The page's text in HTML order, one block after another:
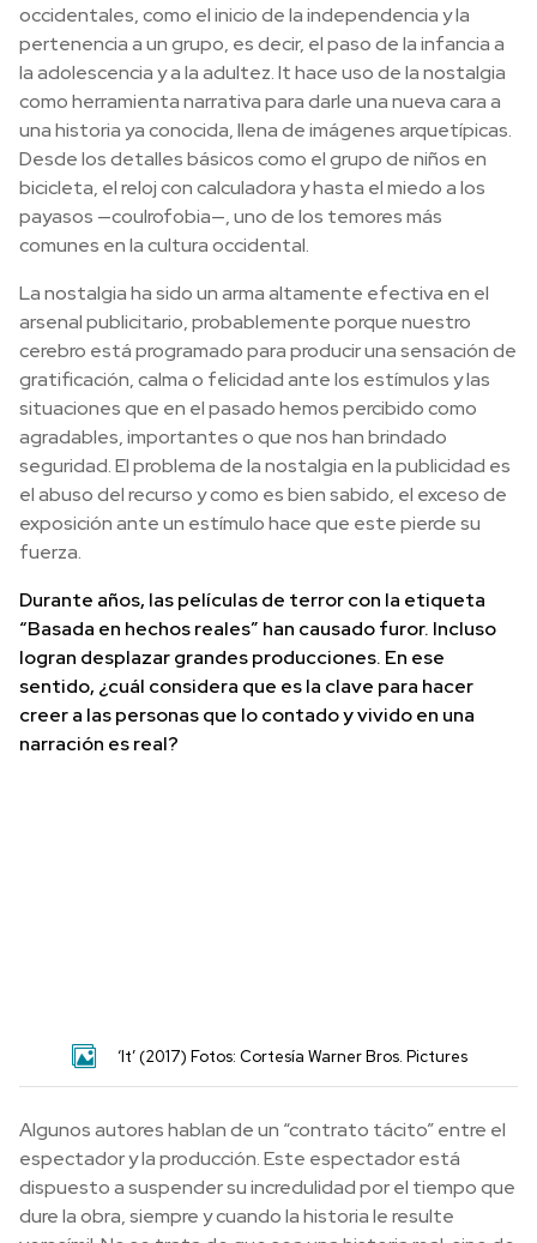
occidentales, como el inicio de la independencia y la
pertenencia a un grupo, es decir, el paso de la infancia a
la adolescencia y a la adultez. It hace uso de la nostalgia
como herramienta narrativa para darle una nueva cara a
una historia ya conocida, llena de imágenes arquetípicas.
Desde los detalles básicos como el grupo de niños en
bicicleta, el reloj con calculadora y hasta el miedo a los
payasos —coulrofobia—, uno de los temores más
comunes en la cultura occidental.
La nostalgia ha sido un arma altamente efectiva en el
arsenal publicitario, probablemente porque nuestro
cerebro está programado para producir una sensación de
gratificación, calma o felicidad ante los estímulos y las
situaciones que en el pasado hemos percibido como
agradables, importantes o que nos han brindado
seguridad. El problema de la nostalgia en la publicidad es
el abuso del recurso y como es bien sabido, el exceso de
exposición ante un estímulo hace que este pierde su
fuerza.
Durante años, las películas de terror con la etiqueta
“Basada en hechos reales” han causado furor. Incluso
logran desplazar grandes producciones. En ese
sentido, ¿cuál considera que es la clave para hacer
creer a las personas que lo contado y vivido en una
narración es real?
‘It’ (2017) Fotos: Cortesía Warner Bros. Pictures
Algunos autores hablan de un “contrato tácito” entre el
espectador y la producción. Este espectador está
dispuesto a suspender su incredulidad por el tiempo que
dure la obra, siempre y cuando la historia le resulte